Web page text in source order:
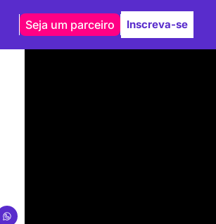
Seja um parceiro Inscreva-se